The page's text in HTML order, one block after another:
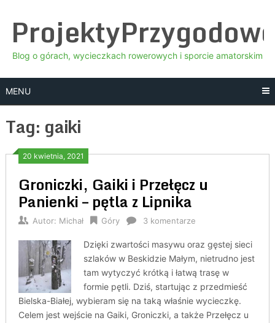
content
Blog o górach, wycieczkach rowerowych i sporcie amatorskim
MENU
Tag: gaiki
20 kwietnia, 2021
Groniczki, Gaiki i Przełęcz u
Panienki – pętla z Lipnika
Autor: Michał Góry 3 komentarze
Dzięki zwartości masywu oraz gęstej sieci
szlaków w Beskidzie Małym, nietrudno jest
tam wytyczyć krótką i łatwą trasę w
formie pętli. Dziś, startując z przedmieść
Bielska-Białej, wybieram się na taką właśnie wycieczkę.
Celem jest wejście na Gaiki, Groniczki, a także Przełęcz u